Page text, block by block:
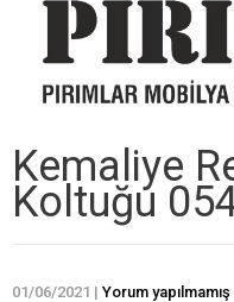
Kemaliye
Koltuğu
01/06/2021 | Yorum yapılmamış